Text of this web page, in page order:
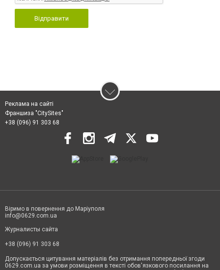
Відправити
Реклама на сайті
Франшиза "CitySites"
+38 (096) 91 303 68
Віримо в повернення до Маріуполя
info@0629.com.ua
Журналисты сайта
+38 (096) 91 303 68
Допускається цитування матеріалів без отримання попередньої згоди
0629.com.ua за умови розміщення в тексті обов'язкового посилання на